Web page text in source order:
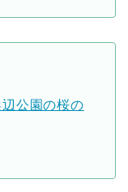
公園の桜の